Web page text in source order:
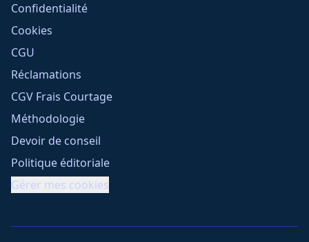
Confidentialité
Cookies
CGU
Réclamations
CGV Frais Courtage
Méthodologie
Devoir de conseil
Politique éditoriale
Gérer mes cookies